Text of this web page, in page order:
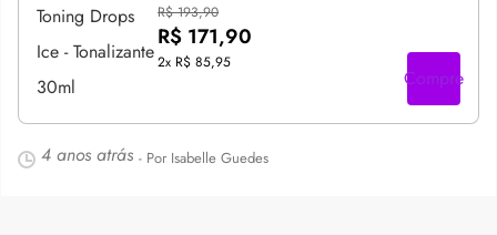
R$ 193,90
R$ 171,90
2x R$ 85,95
Compre
4 anos atrás - Por Isabelle Guedes